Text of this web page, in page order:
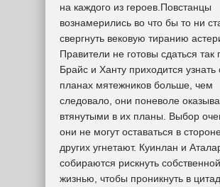
на каждого из героев.Повстанцы
вознамерились во что бы то ни
свергнуть вековую тиранию
Правители не готовы сдаться так
Брайс и Ханту приходится узнать
планах мятежников больше, чем
следовало, они поневоле
втянутыми в их планы. Выбор
они не могут оставаться в
других угнетают. Куинлан и
собираются рискнуть собственной
жизнью, чтобы проникнуть в